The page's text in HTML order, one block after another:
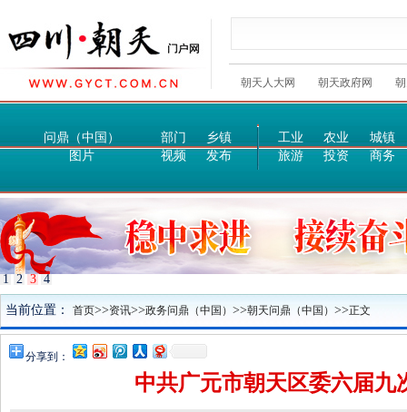
朝天人大网 朝天政府网
问鼎（中国） 部门
乡镇
图片
视频 发布
工业 农业
城镇
旅游
投资 商务
1 2 3 4
当前位置： 首页>>资讯>>政务问鼎（中国） >>朝天问鼎（中国） >>正文
分享到：
中共广元市朝天区委六届九